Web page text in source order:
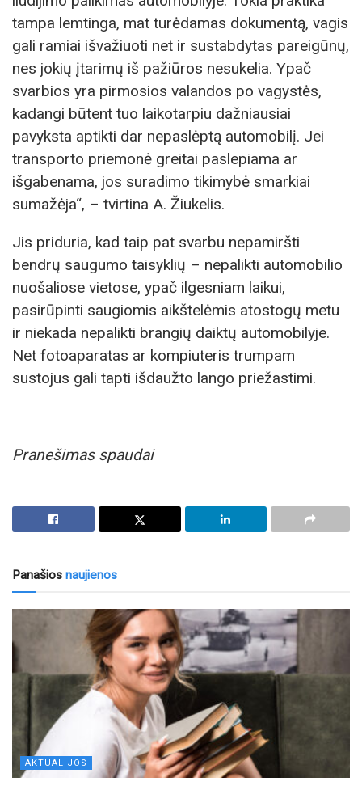
tampa lemtinga, mat turėdamas dokumentą, vagis
gali ramiai išvažiuoti net ir sustabdytas pareigūnų,
nes jokių įtarimų iš pažiūros nesukelia. Ypač
svarbios yra pirmosios valandos po vagystės,
kadangi būtent tuo laikotarpiu dažniausiai
pavyksta aptikti dar nepaslėptą automobilį. Jei
transporto priemonė greitai paslepiama ar
išgabenama, jos suradimo tikimybė smarkiai
sumažėja“, – tvirtina A. Žiukelis.
Jis priduria, kad taip pat svarbu nepamiršti
bendrų saugumo taisyklių – nepalikti automobilio
nuošaliose vietose, ypač ilgesniam laikui,
pasirūpinti saugiomis aikštelėmis atostogų metu
ir niekada nepalikti brangių daiktų automobilyje.
Net fotoaparatas ar kompiuteris trumpam
sustojus gali tapti išdaužto lango priežastimi.
Pranešimas spaudai
Panašios naujienos
AKTUALIJOS